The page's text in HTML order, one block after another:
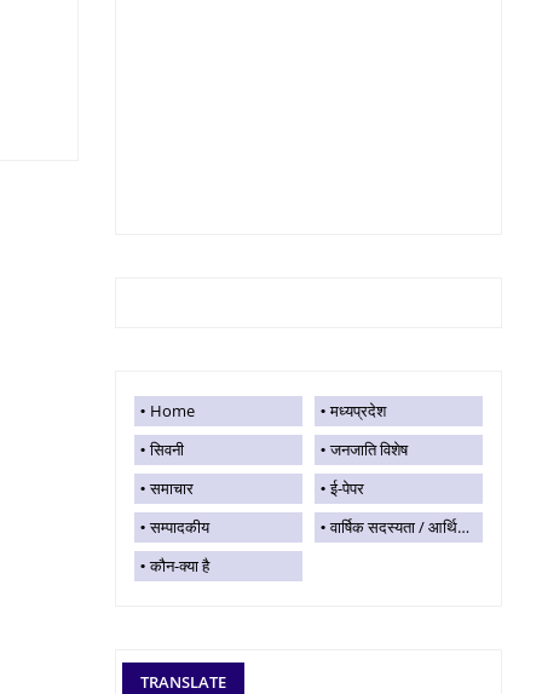
Home
मध्यप्रदेश
सिवनी
जनजाति विशेष
समाचार
ई-पेपर
सम्पादकीय
वार्षिक सदस्यता / आर्थिक सहयोग
कौन-क्या है
TRANSLATE